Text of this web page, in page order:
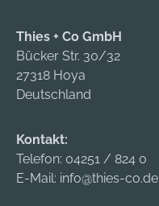
Thies + Co GmbH
Bücker Str. 30/32
27318 Hoya
Deutschland
Kontakt:
Telefon: 04251 / 824 0
E-Mail: info@thies-co.de